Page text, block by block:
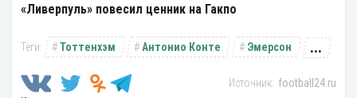
«Ливерпуль» повесил ценник на Гакпо
Тоттенхэм Антонио Конте Эмерсон ...
football24.ru